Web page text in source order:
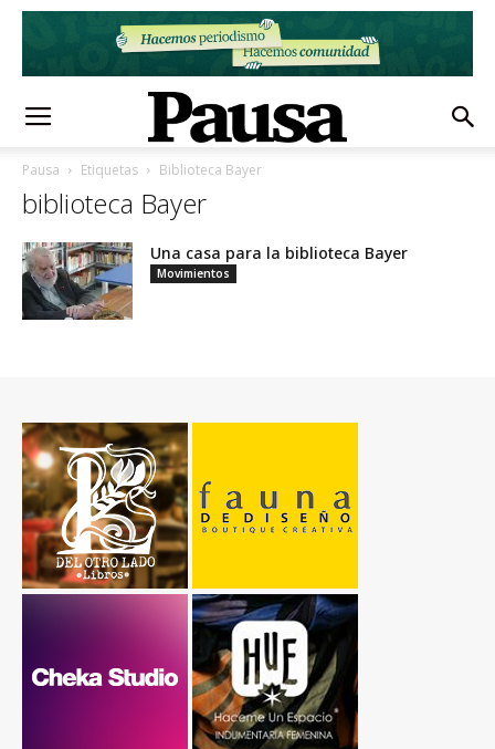
Pausa Etiquetas Biblioteca Bayer
biblioteca Bayer
Una casa para la biblioteca Bayer
Movimientos